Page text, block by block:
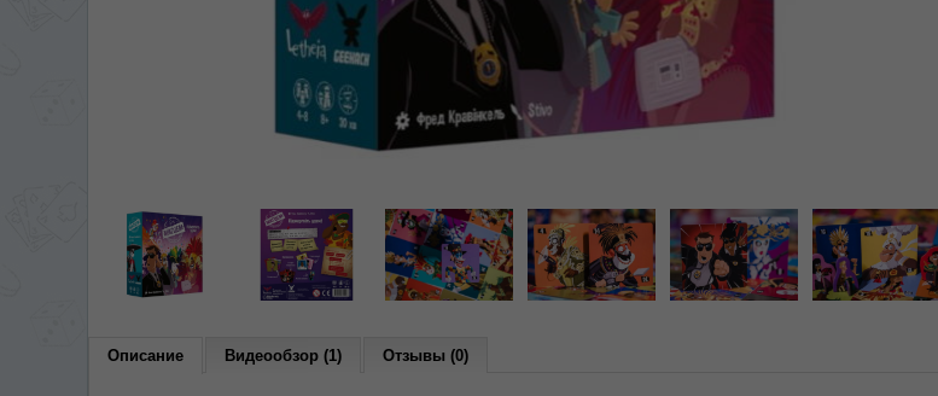
Описание Видеообзор (1) Отзывы (0)
ЯЗЫК САЙТА / LIMBA SITE-ULUI
На каком языке Вы хотите просматривать наш сайт?
În ce limbă ați dori să vedeți site-ul nostru?
Vă vom deranja doar o singură dată, apoi vă vom salva alegerea limbii.
*Если вы хотите переключить язык сайта, то это можно всегда сделать в
правом верхнем углу страницы.
Dacă doriți să schimbați limba site-ului, puteți oricând să faceți asta în colțul din